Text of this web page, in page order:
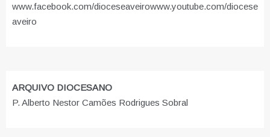
www.facebook.com/dioceseaveirowww.youtube.com/diocese
aveiro
ARQUIVO DIOCESANO
P. Alberto Nestor Camões Rodrigues Sobral